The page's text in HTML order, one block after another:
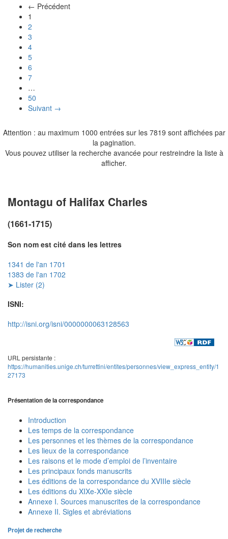
← Précédent
1
2
3
4
5
6
7
…
50
Suivant →
Attention : au maximum 1000 entrées sur les 7819 sont affichées par
la pagination.
Vous pouvez utiliser la recherche avancée pour restreindre la liste à
afficher.
Montagu of Halifax Charles
(1661-1715)
Son nom est cité dans les lettres
1341 de l'an 1701
1383 de l'an 1702
➤ Lister (2)
ISNI:
http://isni.org/isni/0000000063128563
URL persistante :
https://humanities.unige.ch/turrettini/entites/personnes/view_express_entity/1
27173
Présentation de la correspondance
Introduction
Les temps de la correspondance
Les personnes et les thèmes de la correspondance
Les lieux de la correspondance
Les raisons et le mode d’emploi de l’inventaire
Les principaux fonds manuscrits
Les éditions de la correspondance du XVIIIe siècle
Les éditions du XIXe-XXIe siècle
Annexe I. Sources manuscrites de la correspondance
Annexe II. Sigles et abréviations
Projet de recherche